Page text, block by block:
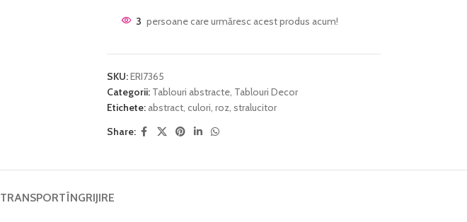
3 persoane care urmăresc acest produs acum!
SKU:ERI7365
Categorii: Tablouri abstracte, Tablouri Decor
Etichete: abstract, culori roz, stralucitor
Share:
TRANSPORTÎNGRIJIRE